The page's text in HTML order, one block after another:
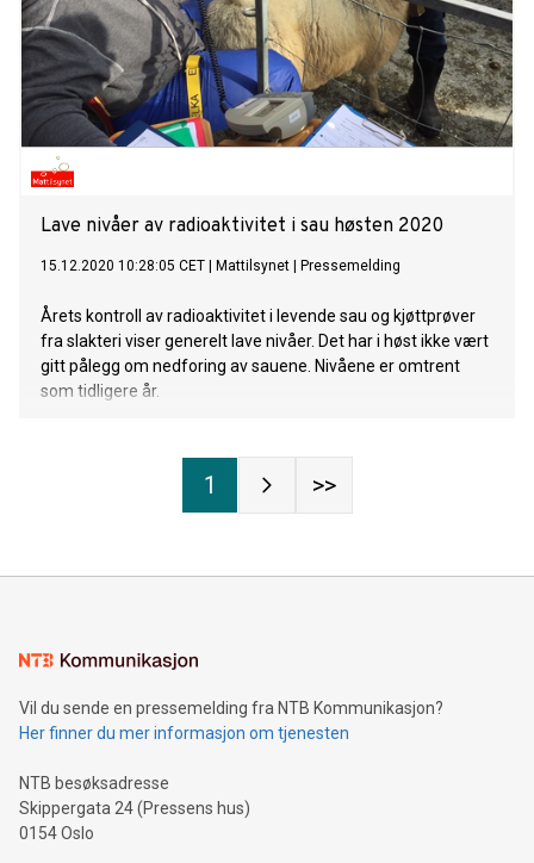
Lave nivåer av radioaktivitet i sau høsten 2020
15.12.2020 10:28:05 CET Mattilsynet Pressemelding
Årets kontroll av radioaktivitet i levende sau og kjøttprøver
fra slakteri viser generelt lave nivåer. Det har i høst ikke vært
gitt pålegg om nedforing av sauene. Nivåene er omtrent
som tidligere år.
1 >>
Vil du sende en pressemelding fra NTB Kommunikasjon?
Her finner du mer informasjon om tjenesten
NTB besøksadresse
Skippergata 24 (Pressens hus)
0154 Oslo